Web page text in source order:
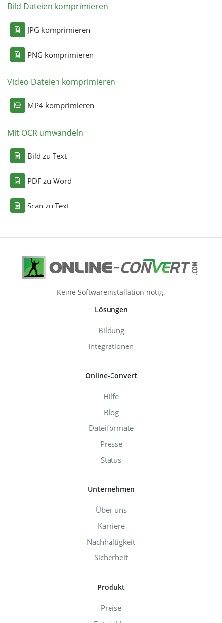
Bild Dateien komprimieren
JPG komprimieren
PNG komprimieren
Video Dateien komprimieren
MP4 komprimieren
Mit OCR umwandeln
Bild zu Text
PDF zu Word
Scan zu Text
Keine Softwareinstallation nötig.
Lösungen
Bildung
Integrationen
Online-Convert
Hilfe
Blog
Dateiformate
Presse
Status
Unternehmen
Über uns
Karriere
Nachhaltigkeit
Sicherheit
Produkt
Preise